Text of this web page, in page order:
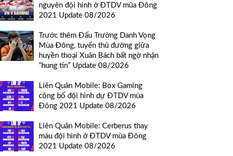
nguyên đội hình ở ĐTDV mùa Đông
2021 Update 08/2026
Trước thêm Đấu Trường Danh Vọng
Mùa Đông, tuyển thủ đường giữa
huyền thoại Xuân Bách bất ngờ nhận
“hung tin” Update 08/2026
Liên Quân Mobile: Box Gaming
công bố đội hình dự ĐTDV mùa
Đông 2021 Update 08/2026
Liên Quân Mobile: Cerberus thay
máu đội hình ở ĐTDV mùa Đông
2021 Update 08/2026